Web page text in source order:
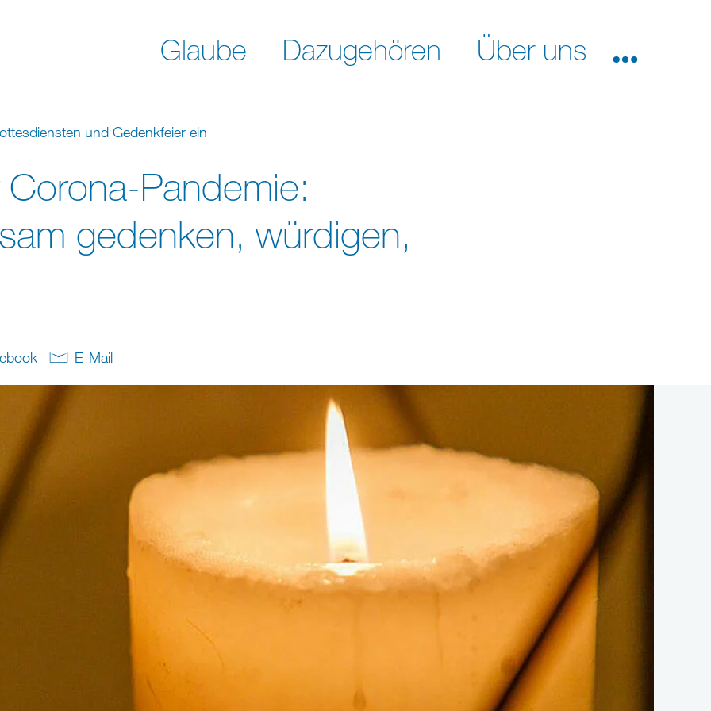
Glaube Dazugehören Über uns
und Gedenkfeier ein
Pandemie:
gedenken, würdigen,
E-Mail